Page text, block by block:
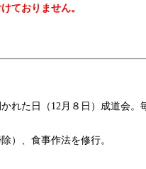
ておりません。
れた日（12月８日）成道会
）、食事作法を修行。